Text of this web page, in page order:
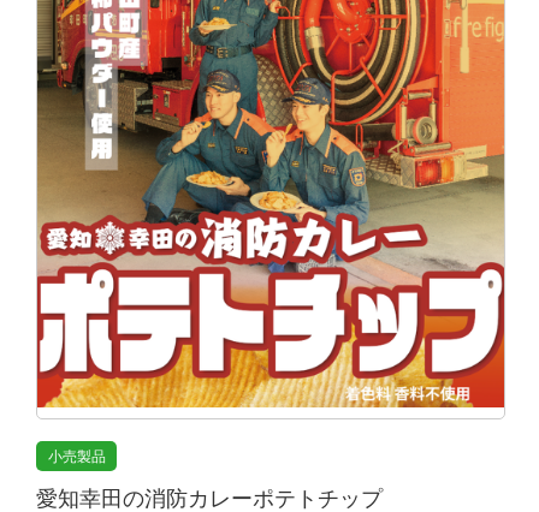
小売製品
愛知幸田の消防カレーポテトチップ